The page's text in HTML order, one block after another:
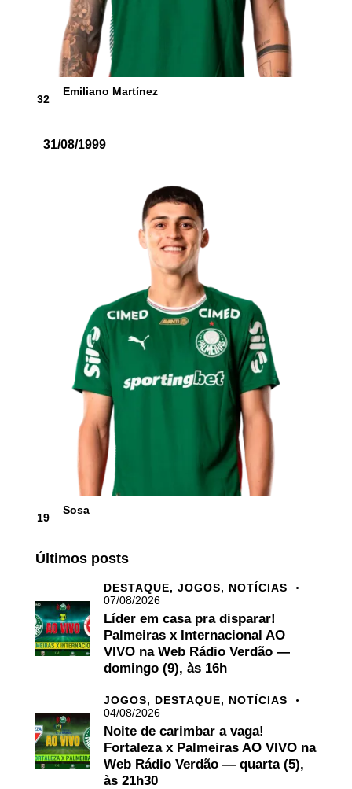
32
Emiliano Martínez
31/08/1999
19
Sosa
Últimos posts
DESTAQUE, JOGOS, NOTÍCIAS
07/08/2026
Líder em casa pra disparar!
Palmeiras x Internacional AO
VIVO na Web Rádio Verdão —
domingo (9), às 16h
JOGOS, DESTAQUE, NOTÍCIAS
04/08/2026
Noite de carimbar a vaga!
Fortaleza x Palmeiras AO VIVO na
Web Rádio Verdão — quarta (5),
às 21h30